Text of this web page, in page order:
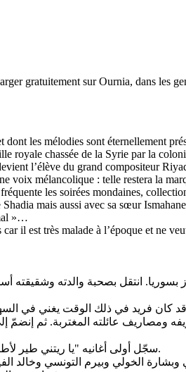
gratuitement sur Ournia, dans
les mélodies sont éternellement
chassée de la Syrie par la
l’élève du grand compositeur
voix mélancolique : telle restera la
les soirées mondaines,
mais aussi avec sa sœur
»…
il est très malade à l’époque et ne
١٨١٥, لأب من زعماء جبل الدروز بسوريا.
ومصاريف عائلته المغتربة. ثم
سجّل أولى أغانيه "يا ريتني طير لأطير حواليك" كلمات وألحان يحيى اللبابيدى وأصبح يغني في الإذاعة مرتين في الأسبوع.